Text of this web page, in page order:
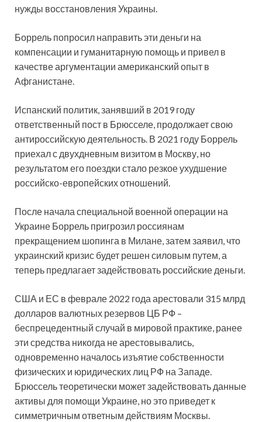
нужды восстановления Украины.
Боррель попросил направить эти деньги на
компенсации и гуманитарную помощь и привел в
качестве аргументации американский опыт в
Афганистане.
Испанский политик, занявший в 2019 году
ответственный пост в Брюсселе, продолжает свою
антироссийскую деятельность. В 2021 году Боррель
приехал с двухдневным визитом в Москву, но
результатом его поездки стало резкое ухудшение
российско-европейских отношений.
После начала специальной военной операции на
Украине Боррель пригрозил россиянам
прекращением шопинга в Милане, затем заявил, что
украинский кризис будет решен силовым путем, а
теперь предлагает задействовать российские деньги.
США и ЕС в феврале 2022 года арестовали 315 млрд
долларов валютных резервов ЦБ РФ –
беспрецедентный случай в мировой практике, ранее
эти средства никогда не арестовывались,
одновременно началось изъятие собственности
физических и юридических лиц РФ на Западе.
Брюссель теоретически может задействовать данные
активы для помощи Украине, но это приведет к
симметричным ответным действиям Москвы.